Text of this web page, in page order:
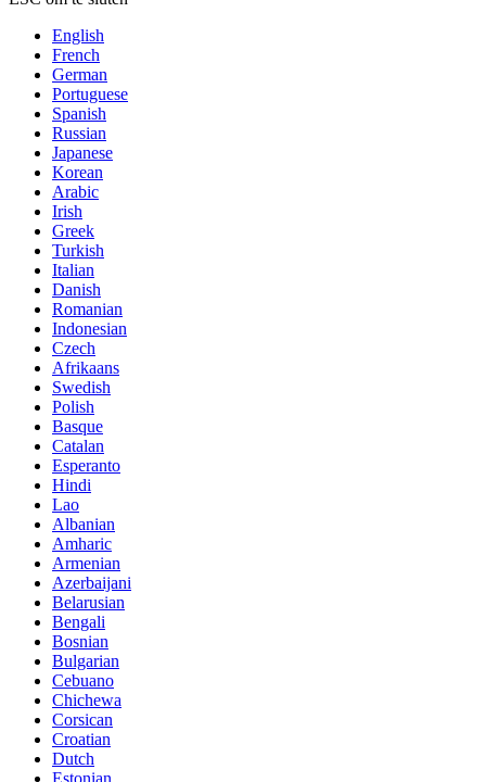
English
French
German
Portuguese
Spanish
Russian
Japanese
Korean
Arabic
Irish
Greek
Turkish
Italian
Danish
Romanian
Indonesian
Czech
Afrikaans
Swedish
Polish
Basque
Catalan
Esperanto
Hindi
Lao
Albanian
Amharic
Armenian
Azerbaijani
Belarusian
Bengali
Bosnian
Bulgarian
Cebuano
Chichewa
Corsican
Croatian
Dutch
Estonian